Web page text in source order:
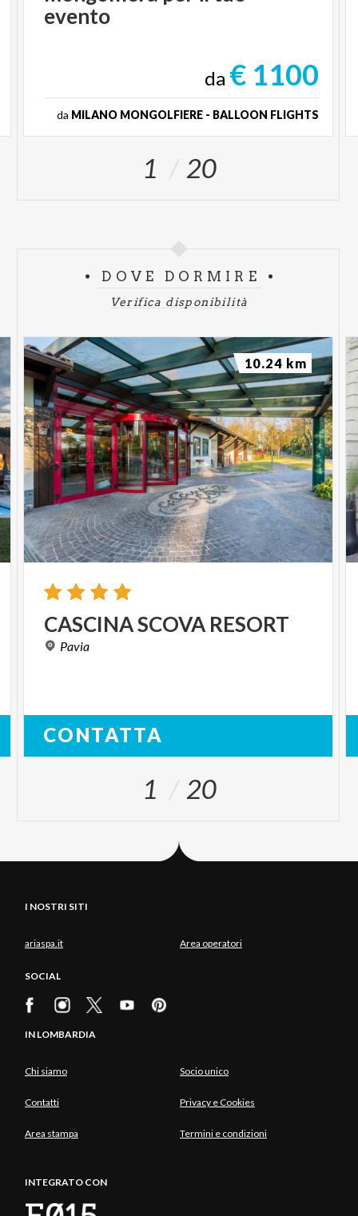
evento
da € 1100
da MILANO MONGOLFIERE - BALLOON FLIGHTS
1 20
DOVE DORMIRE
Verifica disponibilità
CASCINASCOVA RESORT
Pavia
CONTATTA
10.24 km
1 20
I NOSTRI SITI
ariaspa.it Area operatori
SOCIAL
IN LOMBARDIA
Chi siamo Socio unico
Contatti Privacy e Cookies
Area stampa Termini e condizioni
INTEGRATO CON